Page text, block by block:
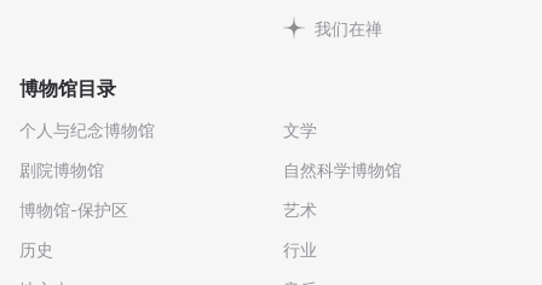
我们在禅
博物馆目录
个人与纪念博物馆
剧院博物馆
博物馆-保护区
历史
文学
自然科学博物馆
艺术
行业